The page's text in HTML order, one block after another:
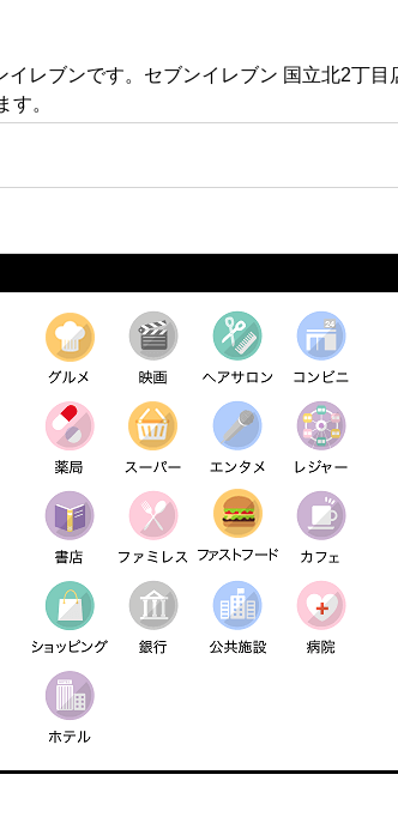
レブンです。セブンイレブン 国立北2丁
。